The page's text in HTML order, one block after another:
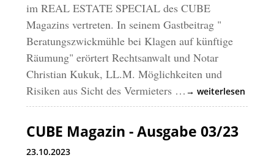
im REAL ESTATE SPECIAL des CUBE
Magazins vertreten. In seinem Gastbeitrag "
Beratungszwickmühle bei Klagen auf künftige
Räumung" erörtert Rechtsanwalt und Notar
Christian Kukuk, LL.M. Möglichkeiten und
Risiken aus Sicht des Vermieters … → weiterlesen
CUBE Magazin - Ausgabe 03/23
23.10.2023